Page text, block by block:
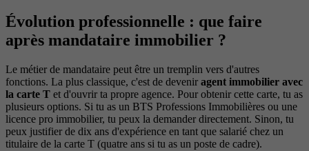
Évolution professionnelle : que faire
après mandataire immobilier ?
Le métier de mandataire peut être un tremplin vers d'autres
fonctions. La plus classique, c'est de devenir agent immobilier avec
la carte T et d'ouvrir ta propre agence. Pour obtenir cette carte, tu as
plusieurs options. Si tu as un BTS Professions Immobilières ou une
licence pro immobilier, tu peux la demander directement. Sinon, tu
peux justifier de dix ans d'expérience en tant que salarié chez un
titulaire de la carte T (quatre ans si tu as un poste de cadre).